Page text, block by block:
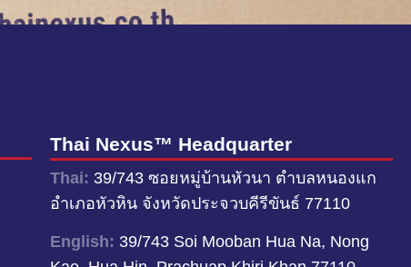
Thai Nexus™ Headquarter
Thai: 39/743 ซอยหมู่บ้านหัวนา ตำบลหนองแก
อำเภอหัวหิน จังหวัดประจวบคีรีขันธ์ 77110
English: 39/743 Soi Mooban Hua Na, Nong